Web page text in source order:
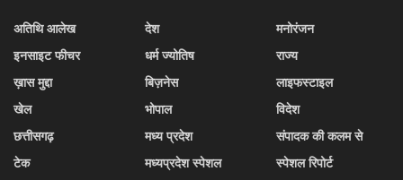
अतिथि आलेख
इनसाइट फीचर
ख़ास मुद्दा
खेल
छत्तीसगढ़
टेक
देश
धर्म ज्योतिष
बिज़नेस
भोपाल
मध्य प्रदेश
मध्यप्रदेश स्पेशल
मनोरंजन
राज्य
लाइफस्टाइल
विदेश
संपादक की कलम से
स्पेशल रिपोर्ट